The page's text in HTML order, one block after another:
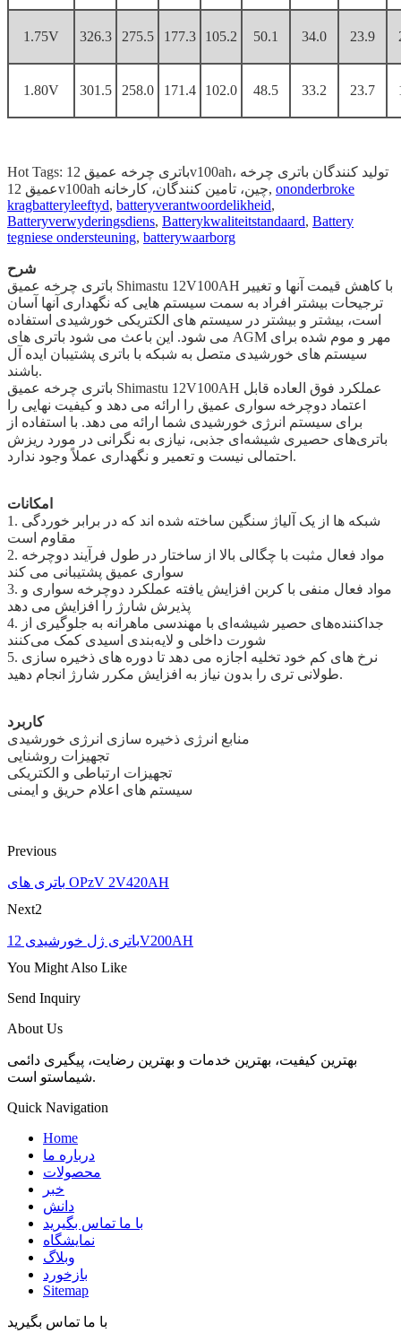
1.75V 326.3 275.5 177.3 105.2 50.1 34.0 23.9
1.80V 301.5 258.0 171.4 102.0 48.5 33.2 23.7
Hot Tags: باتری چرخه عمیق 12v100ah، تولید کنندگان باتری چرخه
عمیق 12v100ah چین، تامین کنندگان، کارخانه, ononderbroke
kragbatteryleeftyd, batteryverantwoordelikheid,
Batteryverwyderingsdiens, Batterykwaliteitstandaard, Battery
tegniese ondersteuning, batterywaarborg
شرح
باتری چرخه عمیق Shimastu 12V100AH ​​با کاهش قیمت آنها و تغییر
ترجیحات بیشتر افراد به سمت سیستم هایی که نگهداری آنها آسان
است، بیشتر و بیشتر در سیستم های الکتریکی خورشیدی استفاده
می شود. این باعث می شود باتری های AGM مهر و موم شده برای
سیستم های خورشیدی متصل به شبکه با باتری پشتیبان ایده آل
باشند.
باتری چرخه عمیق Shimastu 12V100AH ​​عملکرد فوق العاده قابل
اعتماد دوچرخه سواری عمیق را ارائه می دهد و کیفیت نهایی را
برای سیستم انرژی خورشیدی شما ارائه می دهد. با استفاده از
باتری‌های حصیری شیشه‌ای جذبی، نیازی به نگرانی در مورد ریزش
احتمالی نیست و تعمیر و نگهداری عملاً وجود ندارد.
امکانات
1. شبکه ها از یک آلیاژ سنگین ساخته شده اند که در برابر خوردگی
مقاوم است
2. مواد فعال مثبت با چگالی بالا از ساختار در طول فرآیند دوچرخه
سواری عمیق پشتیبانی می کند
3. مواد فعال منفی با کربن افزایش یافته عملکرد دوچرخه سواری و
پذیرش شارژ را افزایش می دهد
4. جداکننده‌های حصیر شیشه‌ای با مهندسی ماهرانه به جلوگیری از
شورت داخلی و لایه‌بندی اسیدی کمک می‌کنند
5. نرخ های کم خود تخلیه اجازه می دهد تا دوره های ذخیره سازی
طولانی تری را بدون نیاز به افزایش مکرر شارژ انجام دهید.
کاربرد
منابع انرژی ذخیره سازی انرژی خورشیدی
تجهیزات روشنایی
تجهیزات ارتباطی و الکتریکی
سیستم های اعلام حریق و ایمنی
Previous
باتری های OPzV 2V420AH
Next2
باتری ژل خورشیدی 12V200AH
You Might Also Like
Send Inquiry
About Us
بهترین کیفیت، بهترین خدمات و بهترین رضایت، پیگیری دائمی
شیماستو است.
Quick Navigation
Home
درباره ما
محصولات
خبر
دانش
با ما تماس بگیرید
نمایشگاه
وبلاگ
بازخورد
Sitemap
با ما تماس بگیرید